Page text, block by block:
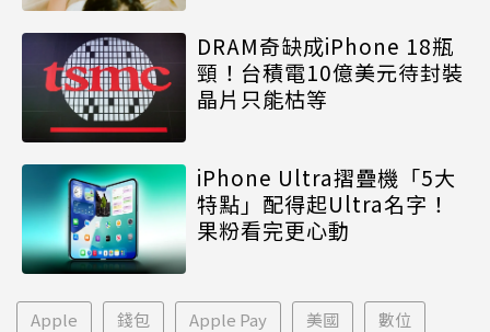
DRAM奇缺成iPhone 18瓶
頸！台積電10億美元待封裝
晶片只能枯等
iPhone Ultra摺疊機「5大
特點」配得起Ultra名字！
果粉看完更心動
Apple 錢包 Apple Pay 美國 數位